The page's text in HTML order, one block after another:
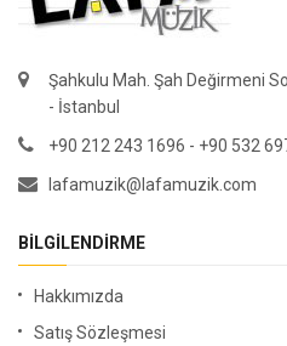
Şahkulu Mah. Şah Değirmeni
- İstanbul
+90 212 243 1696 - +90 532
lafamuzik@lafamuzik.com
BILGILENDIRME
Hakkımızda
Satış Sözleşmesi